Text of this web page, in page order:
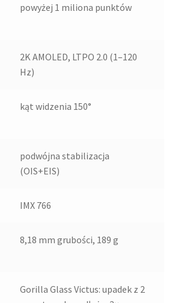
powyżej 1 miliona punktów
2K AMOLED, LTPO 2.0 (1–120
Hz)
kąt widzenia 150°
podwójna stabilizacja
(OIS+EIS)
IMX 766
8,18 mm grubości, 189 g
Gorilla Glass Victus: upadek z 2